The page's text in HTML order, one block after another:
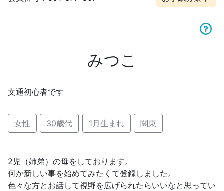
みつこ
文通初心者です
女性 30歳代 1月生まれ 関東
2児（姉弟）の母をしております。
何か新しい事を始めてみたくて登録しました。
色々な方とお話して視野を広げられたらいいなと思ってい